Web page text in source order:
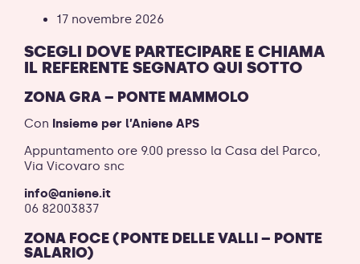
17 novembre 2026
SCEGLI DOVE PARTECIPARE E CHIAMA
IL REFERENTE SEGNATO QUI SOTTO
ZONA GRA – PONTE MAMMOLO
Con Insieme per l’Aniene APS
Appuntamento ore 9.00 presso la Casa del Parco,
Via Vicovaro snc
info@aniene.it
06 82003837
ZONA FOCE (PONTE DELLE VALLI – PONTE
SALARIO)